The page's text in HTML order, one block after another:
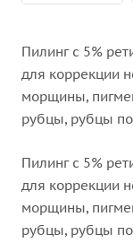
Пилинг с 5%
для коррекции
морщины,
рубцы, рубцы
Пилинг с 5%
для коррекции
морщины,
рубцы, рубцы